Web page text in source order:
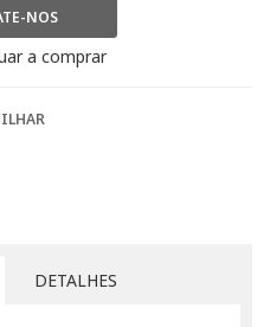
NOS
a comprar
DETALHES